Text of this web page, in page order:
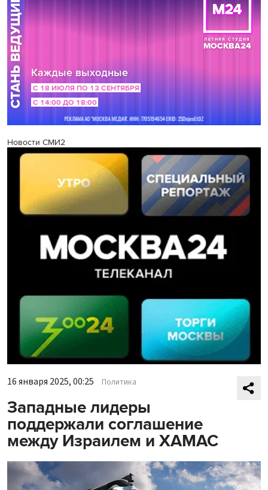
Новости СМИ2
16 января 2025, 00:25 Политика
Западные лидеры
поддержали соглашение
между Израилем и ХАМАС